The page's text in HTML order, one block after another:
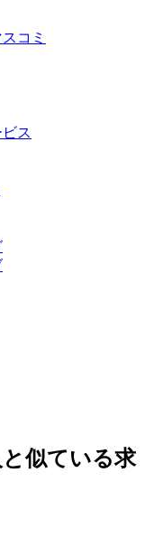
コミ
ス
似ている求